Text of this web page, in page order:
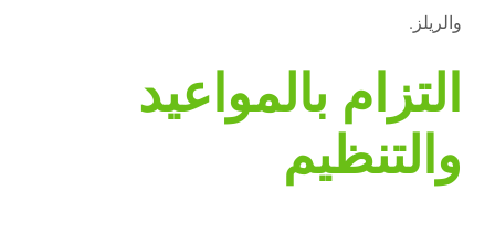
والريلز.
التزام بالمواعيد
والتنظيم